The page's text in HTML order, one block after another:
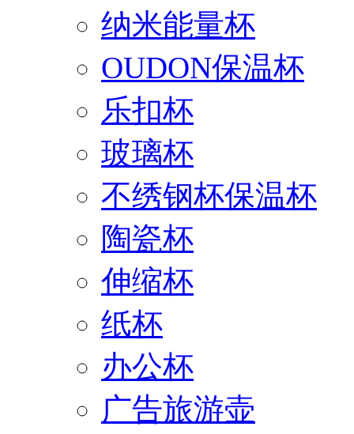
纳米能量杯
OUDON保温杯
乐扣杯
玻璃杯
不绣钢杯保温杯
陶瓷杯
伸缩杯
纸杯
办公杯
广告旅游壶